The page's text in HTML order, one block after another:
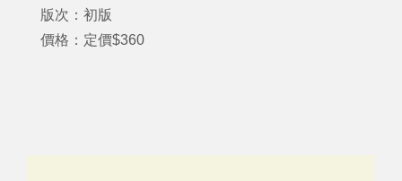
版次：初版
價格：定價$360